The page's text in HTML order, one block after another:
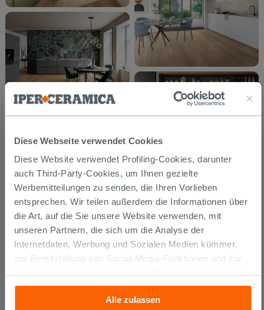
Diese Webseite verwendet Cookies
Diese Website verwendet Profiling-Cookies, darunter
auch Third-Party-Cookies, um Ihnen gezielte
Werbemitteilungen zu senden, die Ihren Vorlieben
entsprechen. Wir teilen außerdem die Informationen über
die Art, auf die Sie unsere Website verwenden, mit
unseren Partnern, die sich um die Analyse der
Internetdaten, Werbung und Sozialen Medien kümmer,
zur Bereitstellung von Social-Media-Funktionen und zur
anderen Informationen, die Sie ihnen geliefert haben oder
die sie aufgrund Ihrer Verwendung ihrer Dienste
Alle zulassen